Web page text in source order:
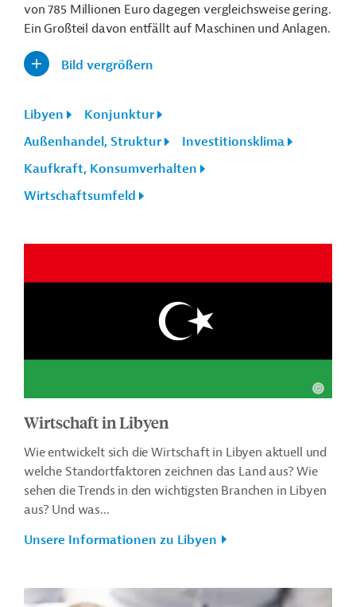
von 785 Millionen Euro dagegen vergleichsweise gering.
Ein Großteil davon entfällt auf Maschinen und Anlagen.
Bild vergrößern
Libyen
Konjunktur
Außenhandel, Struktur
Investitionsklima
Kaufkraft, Konsumverhalten
Wirtschaftsumfeld
Wirtschaft in Libyen
Wie entwickelt sich die Wirtschaft in Libyen aktuell und
welche Standortfaktoren zeichnen das Land aus? Wie
sehen die Trends in den wichtigsten Branchen in Libyen
aus? Und was...
Unsere Informationen zu Libyen